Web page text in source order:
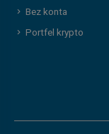
Bez konta
Portfel krypto